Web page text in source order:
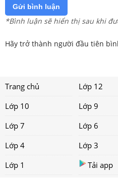
Gửi bình luận
*Bình luận sẽ hiển thị sau khi
Hãy trở thành người đầu tiên
Trang chủ Lớp 12
Lớp 10
Lớp 9
Lớp 7
Lớp 6
Lớp 4
Lớp 3
Lớp 1
Tải app